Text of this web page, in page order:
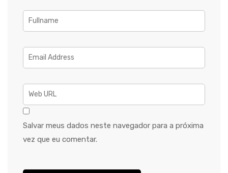
Salvar meus dados neste navegador para a próxima
vez que eu comentar.